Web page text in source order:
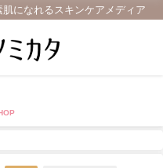
になれるスキンケアメディア